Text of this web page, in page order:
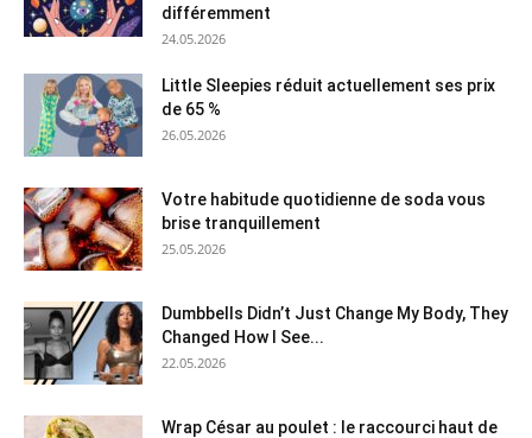
différemment
24.05.2026
Little Sleepies réduit actuellement ses prix
de 65 %
26.05.2026
Votre habitude quotidienne de soda vous
brise tranquillement
25.05.2026
Dumbbells Didn’t Just Change My Body, They
Changed How I See...
22.05.2026
Wrap César au poulet : le raccourci haut de